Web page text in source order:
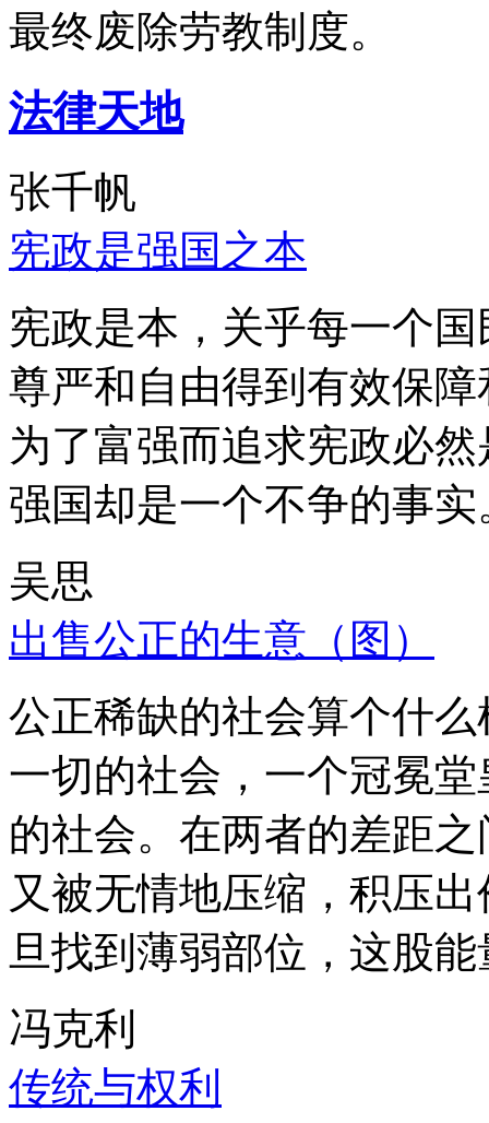
最终废除劳教制度。
法律天地
张千帆
宪政是强国之本
宪政是本，关乎每一个
尊严和自由得到有效保
为了富强而追求宪政必
强国却是一个不争的事实
吴思
出售公正的生意（图）
公正稀缺的社会算个什
一切的社会，一个冠冕
的社会。在两者的差距
又被无情地压缩，积压
旦找到薄弱部位，这股
冯克利
传统与权利